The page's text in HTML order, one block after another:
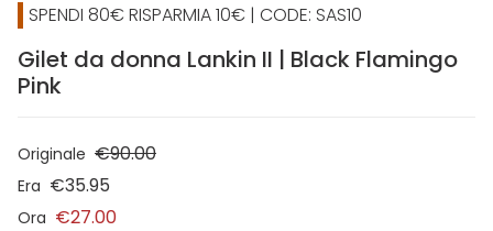
SPENDI 80€ RISPARMIA 10€ | CODE: SAS10
Gilet da donna Lankin II | Black Flamingo
Pink
Originale €90.00
Era €35.95
Ora €27.00